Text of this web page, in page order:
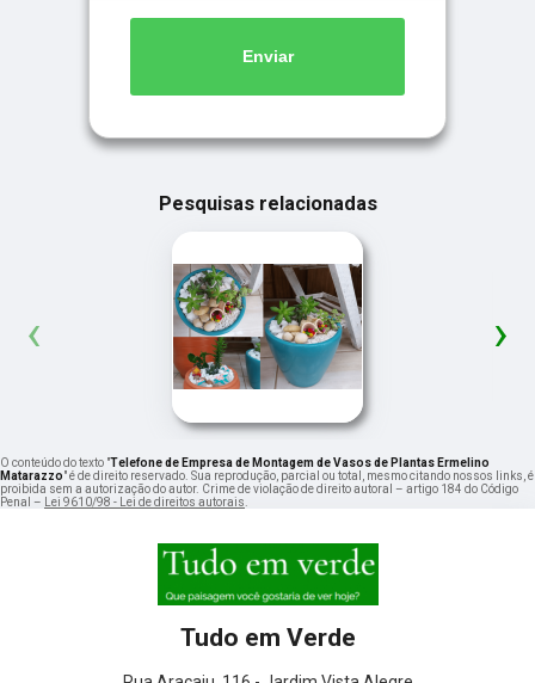
Enviar
Pesquisas relacionadas
‹ ›
O conteúdo do texto "Telefone de Empresa de Montagem de Vasos de Plantas Ermelino
Matarazzo" é de direito reservado. Sua reprodução, parcial ou total, mesmo citando nossos links, é
proibida sem a autorização do autor. Crime de violação de direito autoral – artigo 184 do Código
Penal –
Lei 9610/98 - Lei de direitos autorais
Tudo em Verde